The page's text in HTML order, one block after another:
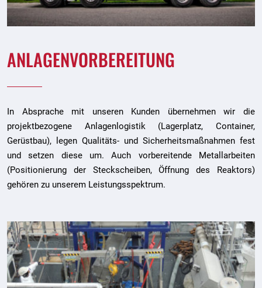
ANLAGENVORBEREITUNG
In Absprache mit unseren Kunden übernehmen wir die
projektbezogene Anlagenlogistik (Lagerplatz, Container,
Gerüstbau), legen Qualitäts- und Sicherheitsmaßnahmen fest
und setzen diese um. Auch vorbereitende Metallarbeiten
(Positionierung der Steckscheiben, Öffnung des Reaktors)
gehören zu unserem Leistungsspektrum.